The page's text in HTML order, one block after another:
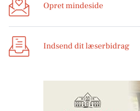
Opret mindeside
Indsend dit læserbidrag